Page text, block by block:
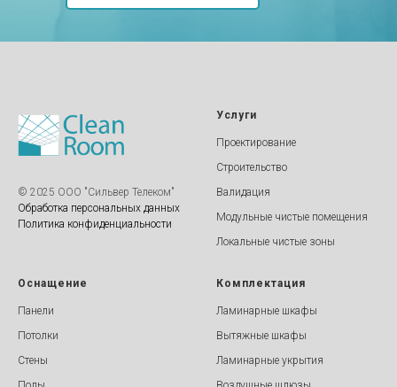
© 2025 ООО "Cильвер Телеком"
Обработка персональных данных
Политика конфиденциальности
Услуги
Проектирование
Строительство
Валидация
Модульные чистые помещения
Локальные чистые зоны
Оснащение
Панели
Потолки
Стены
Комплектация
Ламинарные шкафы
Вытяжные шкафы
Ламинарные укрытия